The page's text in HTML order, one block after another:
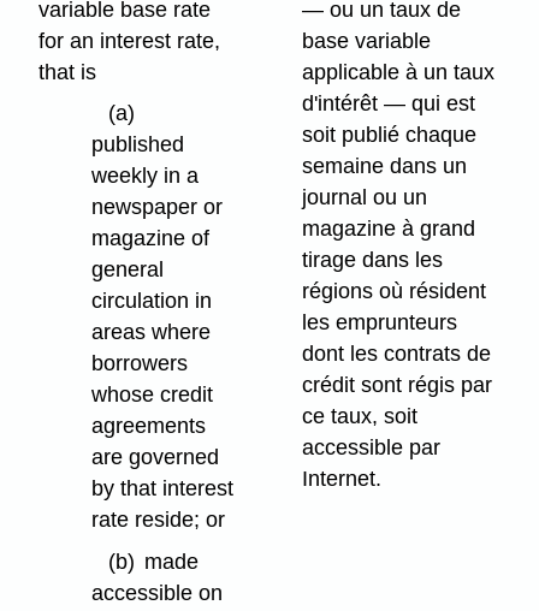
variable base rate
for an interest rate,
that is
(a)
published
weekly in a
newspaper or
magazine of
general
circulation in
areas where
borrowers
whose credit
agreements
are governed
by that interest
rate reside; or
(b) made
accessible on
— ou un taux de
base variable
applicable à un taux
d'intérêt — qui est
soit publié chaque
semaine dans un
journal ou un
magazine à grand
tirage dans les
régions où résident
les emprunteurs
dont les contrats de
crédit sont régis par
ce taux, soit
accessible par
Internet.